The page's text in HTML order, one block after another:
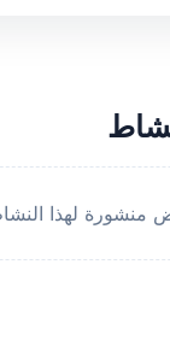
منشورة لهذا